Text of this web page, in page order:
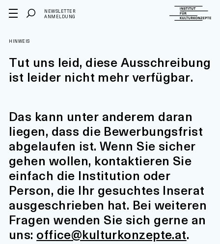
NEWSLETTER
ANMELDUNG
HINWEIS
Tut uns leid, diese Ausschreibung
ist leider nicht mehr verfügbar.
Das kann unter anderem daran
liegen, dass die Bewerbungsfrist
abgelaufen ist. Wenn Sie sicher
gehen wollen, kontaktieren Sie
einfach die Institution oder
Person, die Ihr gesuchtes Inserat
ausgeschrieben hat. Bei weiteren
Fragen wenden Sie sich gerne an
uns: office@kulturkonzepte.at.